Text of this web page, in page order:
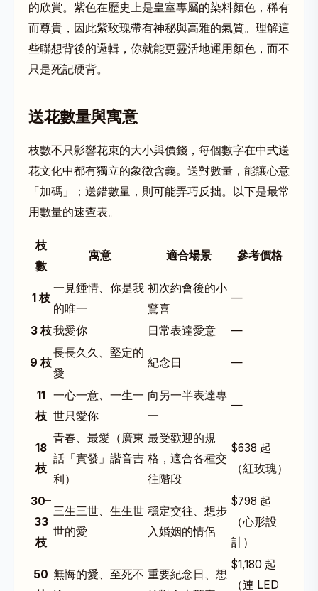
的欣賞。紫色在歷史上是皇室專屬的染料顏色，稀有
而尊貴，因此紫玫瑰帶有神秘與高雅的氣質。理解這
些聯想背後的邏輯，你就能更靈活地運用顏色，而不
只是死記硬背。
送花數量與寓意
枝數不只影響花束的大小與價錢，每個數字在中式送
花文化中都有獨立的象徵含義。送對數量，能讓心意
「加碼」；送錯數量，則可能弄巧反拙。以下是最常
用數量的速查表。
枝
數
寓意 適合場景 參考價格
1 枝
一見鍾情、你是我
的唯一
初次約會後的小
驚喜
—
3 枝我愛你 日常表達愛意 —
9 枝
長長久久、堅定的
愛
紀念日 —
11
枝
一心一意、一生一
世只愛你
向另一半表達專
一
—
18
枝
青春、最愛（廣東
話「實發」諧音吉
利）
最受歡迎的規
格，適合各種交
往階段
$638 起
（紅玫瑰）
30–
33
枝
三生三世、生生世
世的愛
穩定交往、想步
入婚姻的情侶
$798 起
（心形設
計）
50 無悔的愛、至死不 重要紀念日、想
$1,180 起
（連 LED